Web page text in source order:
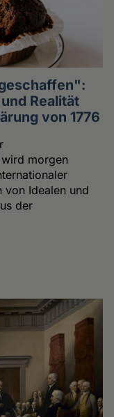
Realität
von 1776
morgen
von Idealen und
der